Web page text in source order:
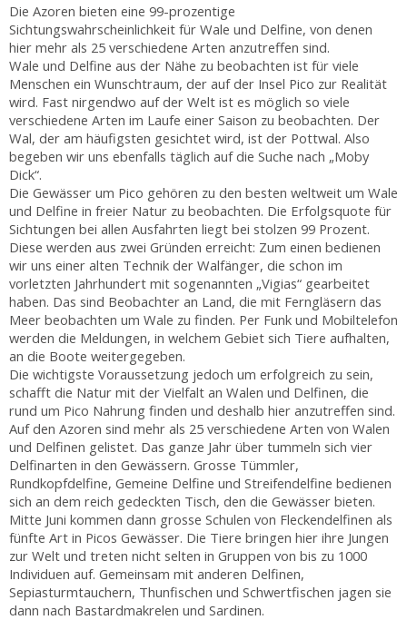
Die Azoren bieten eine 99-prozentige
Sichtungswahrscheinlichkeit für Wale und Delfine, von denen
hier mehr als 25 verschiedene Arten anzutreffen sind.
Wale und Delfine aus der Nähe zu beobachten ist für viele
Menschen ein Wunschtraum, der auf der Insel Pico zur Realität
wird. Fast nirgendwo auf der Welt ist es möglich so viele
verschiedene Arten im Laufe einer Saison zu beobachten. Der
Wal, der am häufigsten gesichtet wird, ist der Pottwal. Also
begeben wir uns ebenfalls täglich auf die Suche nach „Moby
Dick“.
Die Gewässer um Pico gehören zu den besten weltweit um Wale
und Delfine in freier Natur zu beobachten. Die Erfolgsquote für
Sichtungen bei allen Ausfahrten liegt bei stolzen 99 Prozent.
Diese werden aus zwei Gründen erreicht: Zum einen bedienen
wir uns einer alten Technik der Walfänger, die schon im
vorletzten Jahrhundert mit sogenannten „Vigias“ gearbeitet
haben. Das sind Beobachter an Land, die mit Ferngläsern das
Meer beobachten um Wale zu finden. Per Funk und Mobiltelefon
werden die Meldungen, in welchem Gebiet sich Tiere aufhalten,
an die Boote weitergegeben.
Die wichtigste Voraussetzung jedoch um erfolgreich zu sein,
schafft die Natur mit der Vielfalt an Walen und Delfinen, die
rund um Pico Nahrung finden und deshalb hier anzutreffen sind.
Auf den Azoren sind mehr als 25 verschiedene Arten von Walen
und Delfinen gelistet. Das ganze Jahr über tummeln sich vier
Delfinarten in den Gewässern. Grosse Tümmler,
Rundkopfdelfine, Gemeine Delfine und Streifendelfine bedienen
sich an dem reich gedeckten Tisch, den die Gewässer bieten.
Mitte Juni kommen dann grosse Schulen von Fleckendelfinen als
fünfte Art in Picos Gewässer. Die Tiere bringen hier ihre Jungen
zur Welt und treten nicht selten in Gruppen von bis zu 1000
Individuen auf. Gemeinsam mit anderen Delfinen,
Sepiasturmtauchern, Thunfischen und Schwertfischen jagen sie
dann nach Bastardmakrelen und Sardinen.